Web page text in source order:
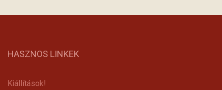
HASZNOS LINKEK
Kiállítások!